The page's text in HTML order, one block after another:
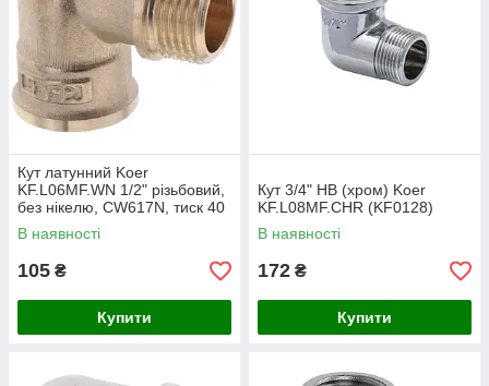
Кут латунний Koer
KF.L06MF.WN 1/2" різьбовий,
без нікелю, CW617N, тиск 40
бар, сталевий колір (KR2998)
В наявності
105 ₴
Купити
Кут 3/4" НВ (хром) Koer
KF.L08MF.CHR (KF0128)
В наявності
172 ₴
Купити